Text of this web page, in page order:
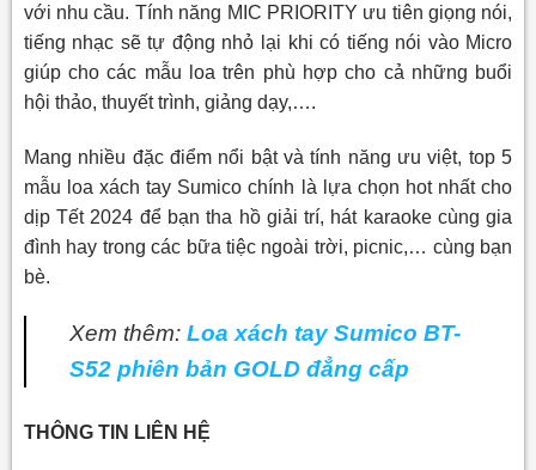
với nhu cầu. Tính năng MIC PRIORITY ưu tiên giọng nói,
tiếng nhạc sẽ tự động nhỏ lại khi có tiếng nói vào Micro
giúp cho các mẫu loa trên phù hợp cho cả những buổi
hội thảo, thuyết trình, giảng dạy,….
Mang nhiều đặc điểm nổi bật và tính năng ưu việt, top 5
mẫu loa xách tay Sumico chính là lựa chọn hot nhất cho
dịp Tết 2024 để bạn tha hồ giải trí, hát karaoke cùng gia
đình hay trong các bữa tiệc ngoài trời, picnic,… cùng bạn
bè.
Xem thêm: Loa xách tay Sumico BT-
S52 phiên bản GOLD đẳng cấp
THÔNG TIN LIÊN HỆ